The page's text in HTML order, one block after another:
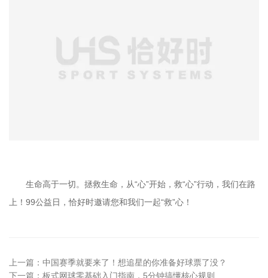
生命高于一切。拯救生命，从“心”开始，救“心”行动，我们在路
上！99公益日，恰好时邀请您和我们一起“救”心！
上一篇： 中国赛季就要来了！想追星的你准备好球票了没？
下一篇： 板式网球零基础入门指南，5分钟搞懂核心规则